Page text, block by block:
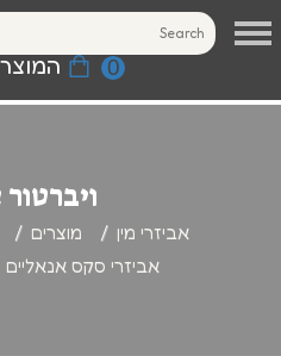
0
אביזרי מין מוצרים
אביזרי סקס אנאליים